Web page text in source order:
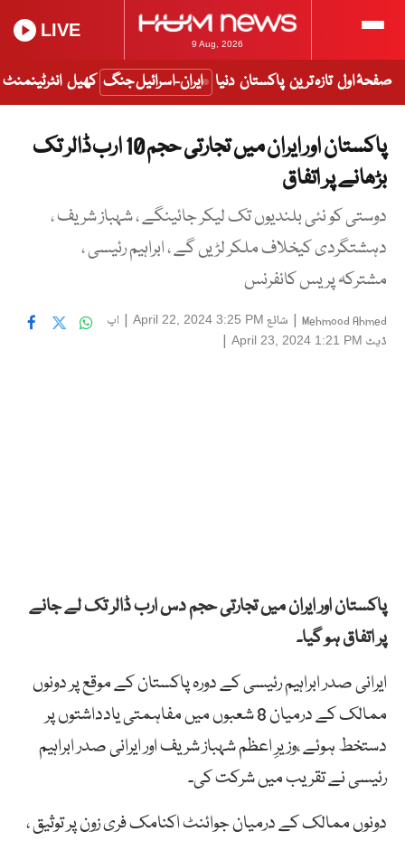
9 Aug, 2026
LIVE
صفحۂ اول تازہ ترین پاکستان دنیا ایران-اسرائیل جنگ کھیل انٹرٹینمنٹ
پاکستان اور ایران میں تجارتی حجم 10 ارب ڈالر تک
بڑھانے پر اتفاق
دوستی کو نئی بلندیوں تک لیکر جائینگے ، شہباز شریف ،
دہشتگردی کیخلاف ملکر لڑیں گے ، ابراہیم رئیسی ،
مشترکہ پریس کانفرنس
Mehmood Ahmed
| شائع April 22, 2024 3:25 PM
| اپ
ڈیٹ April 23, 2024 1:21 PM
|
پاکستان اور ایران میں تجارتی حجم دس ارب ڈالر تک لے جانے
پر اتفاق ہو گیا۔
ایرانی صدر ابراہیم رئیسی کے دورہ پاکستان کے موقع پر دونوں
ممالک کے درمیان 8 شعبوں میں مفاہمتی یادداشتوں پر
دستخط ہوئے ،وزیرِ اعظم شہباز شریف اور ایرانی صدر ابراہیم
رئیسی نے تقریب میں شرکت کی۔
دونوں ممالک کے درمیان جوائنٹ اکنامک فری زون پر توثیق ،